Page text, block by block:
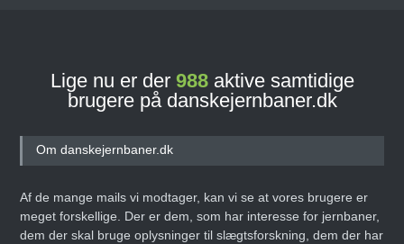
Lige nu er der 988aktive samtidige
brugere på danskejernbaner.dk
Om danskejernbaner.dk
Af de mange mails vi modtager, kan vi se at vores brugere er
meget forskellige. Der er dem, som har interesse for jernbaner,
dem der skal bruge oplysninger til slægtsforskning, dem der har